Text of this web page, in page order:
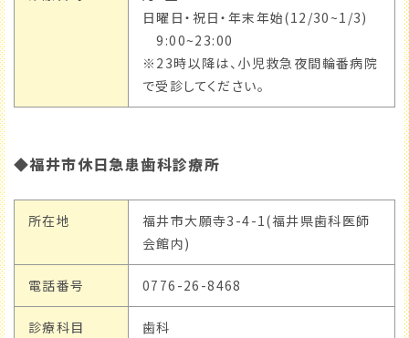
日曜日・祝日・年末年始(12/30~1/3)
9:00~23:00
※23時以降は、小児救急夜間輪番病院
で受診してください。
◆福井市休日急患歯科診療所
所在地
福井市大願寺3-4-1(福井県歯科医師
会館内)
電話番号 0776-26-8468
診療科目 歯科